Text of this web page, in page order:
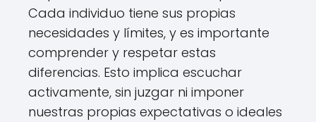
Cada individuo tiene sus propias
necesidades y límites, y es importante
comprender y respetar estas
diferencias. Esto implica escuchar
activamente, sin juzgar ni imponer
nuestras propias expectativas o ideales